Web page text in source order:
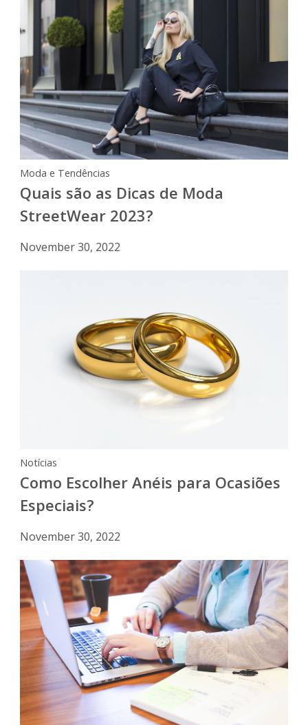
Moda e Tendências
Quais são as Dicas de Moda
StreetWear 2023?
November 30, 2022
Notícias
Como Escolher Anéis para Ocasiões
Especiais?
November 30, 2022